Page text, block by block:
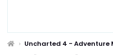
Uncharted 4 - Adventure